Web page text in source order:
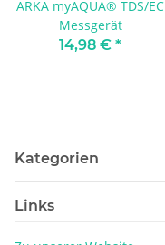
ARKA myAQUA® TDS/EC
Messgerät
14,98 € *
Kategorien
Links